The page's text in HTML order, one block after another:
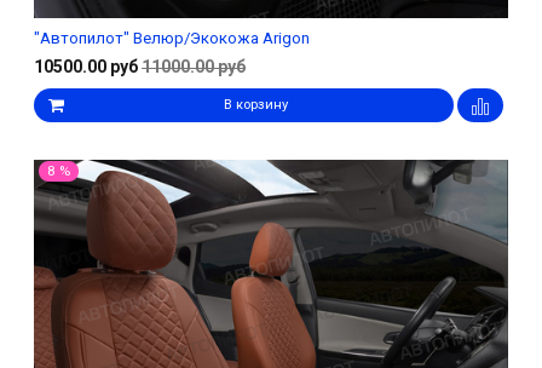
"Автопилот" Велюр/Экокожа Arigon
10500.00 руб11000.00 руб
В корзину
8 %